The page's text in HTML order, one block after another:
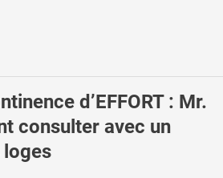
d’EFFORT : Mr.
consulter avec un